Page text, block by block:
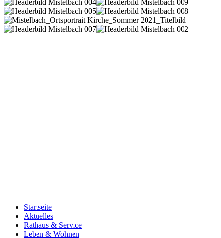
Startseite
Aktuelles
Rathaus & Service
Leben & Wohnen